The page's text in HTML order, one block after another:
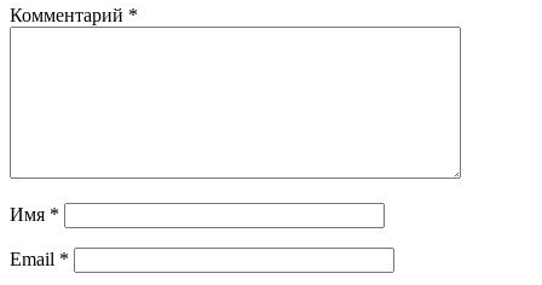
Комментарий *
Имя *
Email *